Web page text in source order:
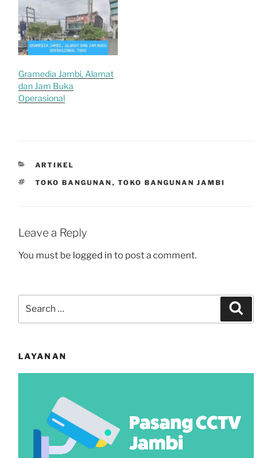
Gramedia Jambi, Alamat
dan Jam Buka
Operasional
CATEGORIES
ARTIKEL
TAGS
TOKO BANGUNAN , TOKO BANGUNAN JAMBI
Leave a Reply
You must be logged in to post a comment.
LAYANAN